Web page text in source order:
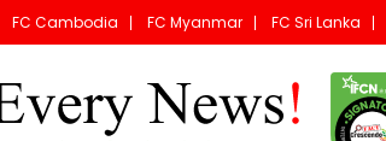
FC Sri Lanka
FC Myanmar
FC Cambodia